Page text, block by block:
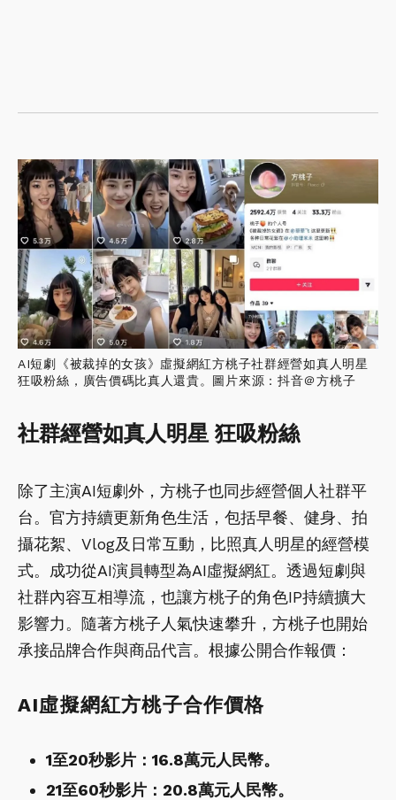
AI短劇《被裁掉的女孩》虛擬網紅方桃子社群經營如真人明星
狂吸粉絲，廣告價碼比真人還貴。圖片來源：抖音＠方桃子
社群經營如真人明星 狂吸粉絲
除了主演AI短劇外，方桃子也同步經營個人社群平
台。官方持續更新角色生活，包括早餐、健身、拍
攝花絮、Vlog及日常互動，比照真人明星的經營模
式。成功從AI演員轉型為AI虛擬網紅。透過短劇與
社群內容互相導流，也讓方桃子的角色IP持續擴大
影響力。隨著方桃子人氣快速攀升，方桃子也開始
承接品牌合作與商品代言。根據公開合作報價：
AI虛擬網紅方桃子合作價格
1至20秒影片：16.8萬元人民幣。
21至60秒影片：20.8萬元人民幣。